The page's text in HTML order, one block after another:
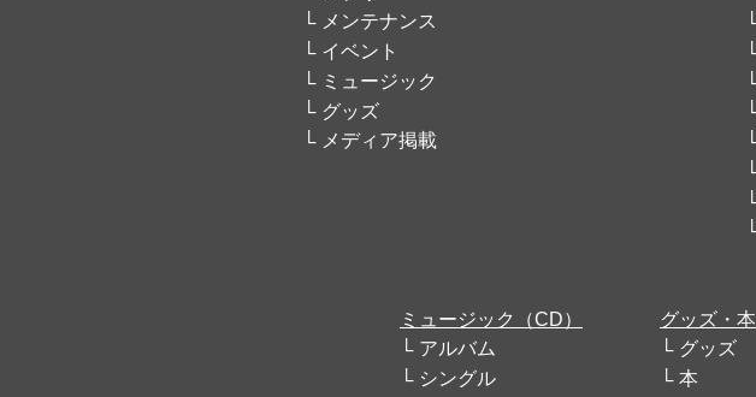
メンテナンス
イベント
ミュージック
グッズ
メディア掲載
ミュージック（CD）
アルバム
シングル
グッズ・本
グッズ
本